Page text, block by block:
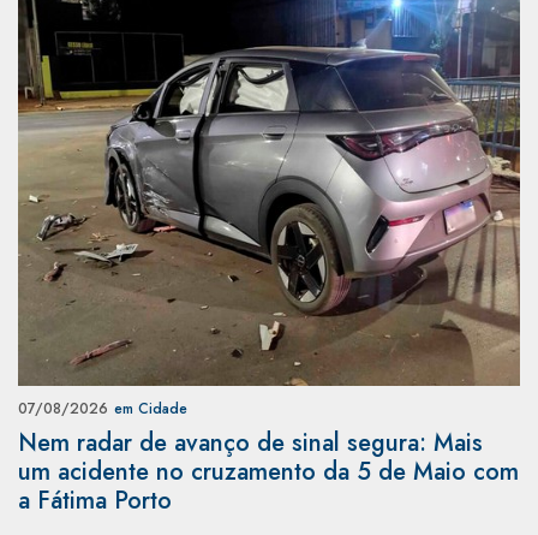
07/08/2026 em Cidade
Nem radar de avanço de sinal segura: Mais
um acidente no cruzamento da 5 de Maio com
a Fátima Porto